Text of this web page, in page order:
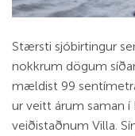
Stærsti sjó­birt­ing­ur
nokkr­um dög­um
mæld­ist 99
ur veitt árum sam­an í
veiðistaðnum Villa.